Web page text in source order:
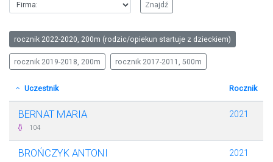
rocznik 2022-2020, 200m (rodzic/opiekun startuje z dzieckiem)
rocznik 2019-2018, 200m rocznik 2017-2011, 500m
Uczestnik Rocznik
BERNAT MARIA
104
2021
BROŃCZYK ANTONI 2021